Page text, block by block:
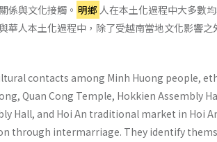
係與文化接觸。 明鄉 人在本土化過程中大多數
華人本土化過程中，除了受越南當地文化影響
contacts among Minh Huong people,
Quan Cong Temple, Hokkien Assembly
Hall, and Hoi An traditional market in Hoi
through intermarriage. They identify